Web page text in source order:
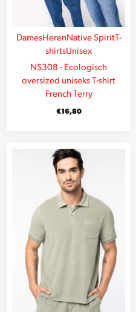
DamesHerenNative SpiritT-
shirtsUnisex
NS308 - Ecologisch
oversized uniseks T-shirt
French Terry
€16,80